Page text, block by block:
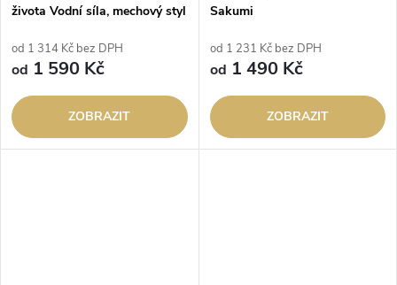
života Vodní síla, mechový styl
od 1 314 Kč bez DPH
od 1 590 Kč
ZOBRAZIT
Sakumi
od 1 231 Kč bez DPH
od 1 490 Kč
ZOBRAZIT